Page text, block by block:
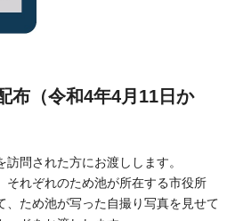
布（令和4年4月11日か
問された方にお渡しします。
それぞれのため池が所在する市役所
、ため池が写った自撮り写真を見せて